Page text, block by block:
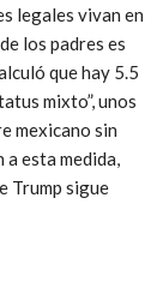
legales vivan en
los padres es
que hay 5.5
mixto”, unos
mexicano sin
esta medida,
Trump sigue